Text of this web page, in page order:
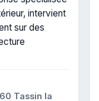
intervient
sur des
Tassin la